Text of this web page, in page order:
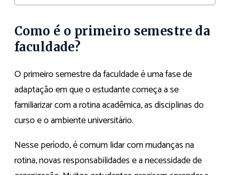
Como é o primeiro semestre da
faculdade?
O primeiro semestre da faculdade é uma fase de
adaptação em que o estudante começa a se
familiarizar com a rotina acadêmica, as disciplinas do
curso e o ambiente universitário.
Nesse período, é comum lidar com mudanças na
rotina, novas responsabilidades e a necessidade de